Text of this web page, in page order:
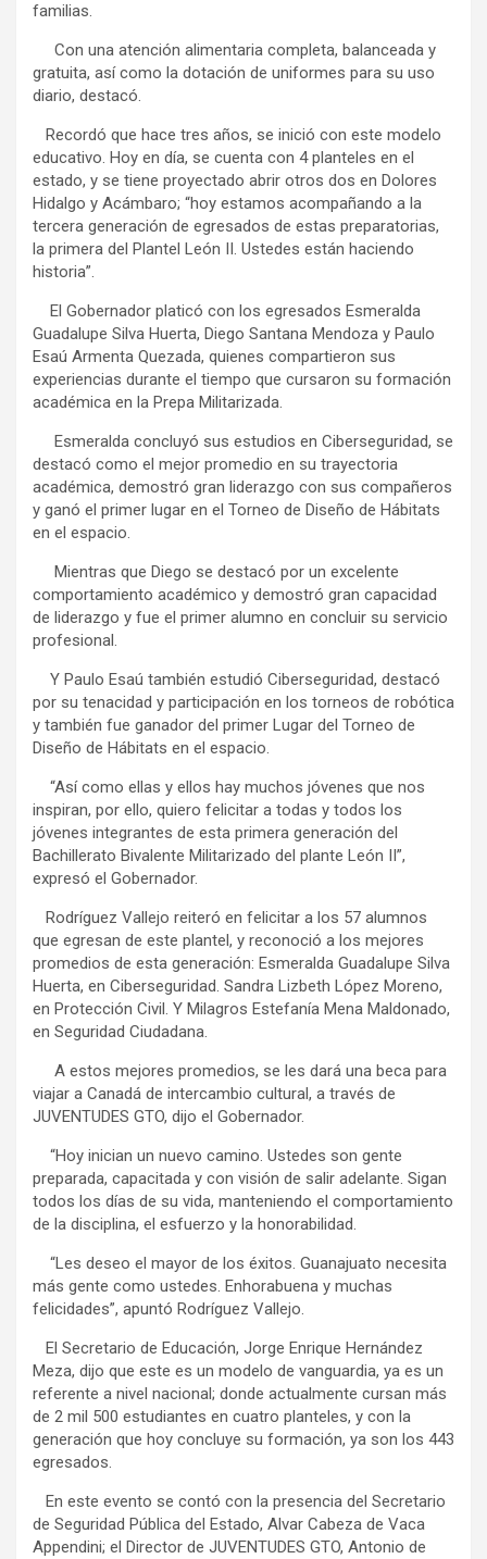
familias.
Con una atención alimentaria completa, balanceada y
gratuita, así como la dotación de uniformes para su uso
diario, destacó.
Recordó que hace tres años, se inició con este modelo
educativo. Hoy en día, se cuenta con 4 planteles en el
estado, y se tiene proyectado abrir otros dos en Dolores
Hidalgo y Acámbaro; “hoy estamos acompañando a la
tercera generación de egresados de estas preparatorias,
la primera del Plantel León II. Ustedes están haciendo
historia”.
El Gobernador platicó con los egresados Esmeralda
Guadalupe Silva Huerta, Diego Santana Mendoza y Paulo
Esaú Armenta Quezada, quienes compartieron sus
experiencias durante el tiempo que cursaron su formación
académica en la Prepa Militarizada.
Esmeralda concluyó sus estudios en Ciberseguridad, se
destacó como el mejor promedio en su trayectoria
académica, demostró gran liderazgo con sus compañeros
y ganó el primer lugar en el Torneo de Diseño de Hábitats
en el espacio.
Mientras que Diego se destacó por un excelente
comportamiento académico y demostró gran capacidad
de liderazgo y fue el primer alumno en concluir su servicio
profesional.
Y Paulo Esaú también estudió Ciberseguridad, destacó
por su tenacidad y participación en los torneos de robótica
y también fue ganador del primer Lugar del Torneo de
Diseño de Hábitats en el espacio.
“Así como ellas y ellos hay muchos jóvenes que nos
inspiran, por ello, quiero felicitar a todas y todos los
jóvenes integrantes de esta primera generación del
Bachillerato Bivalente Militarizado del plante León II”,
expresó el Gobernador.
Rodríguez Vallejo reiteró en felicitar a los 57 alumnos
que egresan de este plantel, y reconoció a los mejores
promedios de esta generación: Esmeralda Guadalupe Silva
Huerta, en Ciberseguridad. Sandra Lizbeth López Moreno,
en Protección Civil. Y Milagros Estefanía Mena Maldonado,
en Seguridad Ciudadana.
A estos mejores promedios, se les dará una beca para
viajar a Canadá de intercambio cultural, a través de
JUVENTUDES GTO, dijo el Gobernador.
“Hoy inician un nuevo camino. Ustedes son gente
preparada, capacitada y con visión de salir adelante. Sigan
todos los días de su vida, manteniendo el comportamiento
de la disciplina, el esfuerzo y la honorabilidad.
“Les deseo el mayor de los éxitos. Guanajuato necesita
más gente como ustedes. Enhorabuena y muchas
felicidades”, apuntó Rodríguez Vallejo.
El Secretario de Educación, Jorge Enrique Hernández
Meza, dijo que este es un modelo de vanguardia, ya es un
referente a nivel nacional; donde actualmente cursan más
de 2 mil 500 estudiantes en cuatro planteles, y con la
generación que hoy concluye su formación, ya son los 443
egresados.
En este evento se contó con la presencia del Secretario
de Seguridad Pública del Estado, Alvar Cabeza de Vaca
Appendini; el Director de JUVENTUDES GTO, Antonio de